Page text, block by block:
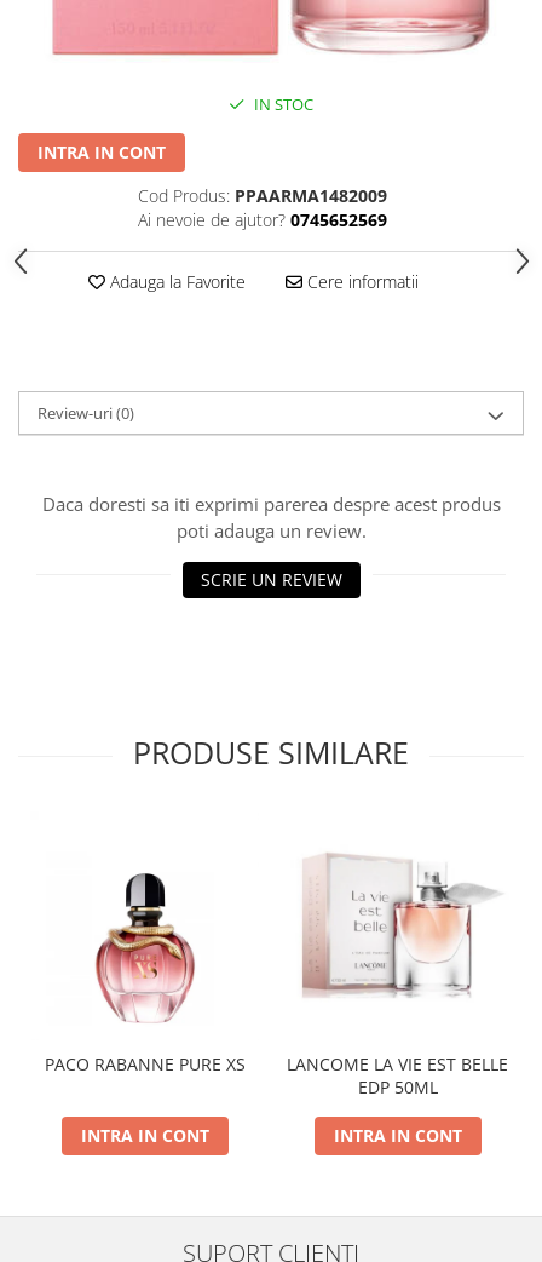
IN STOC
INTRA IN CONT
Cod Produs: PPAARMA1482009
Ai nevoie de ajutor? 0745652569
Adauga la Favorite Cere informatii
Review-uri(0)
Daca doresti sa iti exprimi parerea despre acest produs
poti adauga un review.
SCRIE UN REVIEW
PRODUSE SIMILARE
PACO RABANNE PURE XS
INTRA IN CONT
LANCOME LA VIE EST BELLE
EDP 50ML
INTRA IN CONT
SUPORT CLIENTI